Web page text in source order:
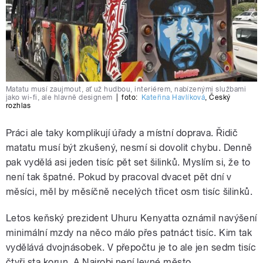
Matatu musí zaujmout, ať už hudbou, interiérem, nabízenými službami
jako wi-fi, ale hlavně designem
foto: Kateřina Havlíková,Český
rozhlas
Práci ale taky komplikují úřady a místní doprava. Řidič
matatu musí být zkušený, nesmí si dovolit chybu. Denně
pak vydělá asi jeden tisíc pět set šilinků. Myslím si, že to
není tak špatné. Pokud by pracoval dvacet pět dní v
měsíci, měl by měsíčně necelých třicet osm tisíc šilinků.
Letos keňský prezident Uhuru Kenyatta oznámil navýšení
minimální mzdy na něco málo přes patnáct tisíc. Kim tak
vydělává dvojnásobek. V přepočtu je to ale jen sedm tisíc